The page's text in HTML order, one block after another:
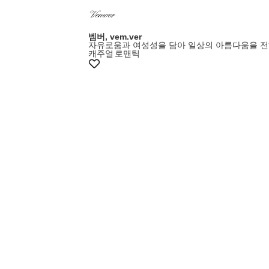
벰버, vem.ver
자유로움과 여성성을 담아 일상의 아름다움을
캐주얼 로맨틱